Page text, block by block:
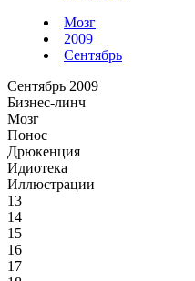
Мозг
2009
Сентябрь
Сентябрь 2009
Бизнес-линч
Мозг
Понос
Дрюкенция
Идиотека
Иллюстрации
13
14
15
16
17